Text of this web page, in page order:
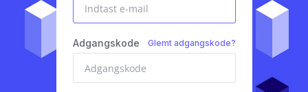
Adgangskode Glemt adgangskode?